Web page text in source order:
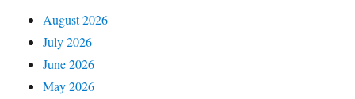
August 2026
July 2026
June 2026
May 2026